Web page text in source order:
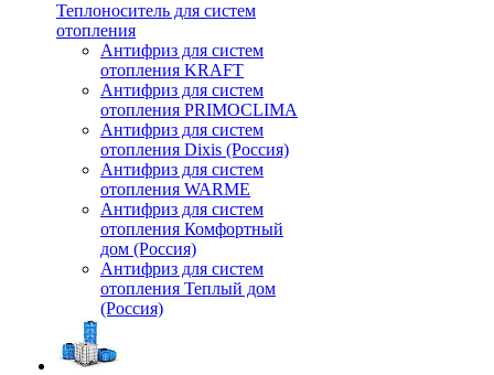
Теплоноситель для систем
отопления
Антифриз для систем
отопления KRAFT
Антифриз для систем
отопления PRIMOCLIMA
Антифриз для систем
отопления Dixis (Россия)
Антифриз для систем
отопления WARME
Антифриз для систем
отопления Комфортный
дом (Россия)
Антифриз для систем
отопления Теплый дом
(Россия)